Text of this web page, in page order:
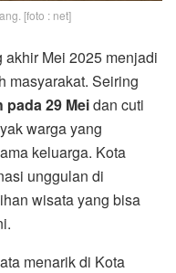
[foto : net]
akhir Mei 2025 menjadi
masyarakat. Seiring
pada 29 Meidan cuti
warga yang
keluarga. Kota
unggulan di
wisata yang bisa
menarik di Kota